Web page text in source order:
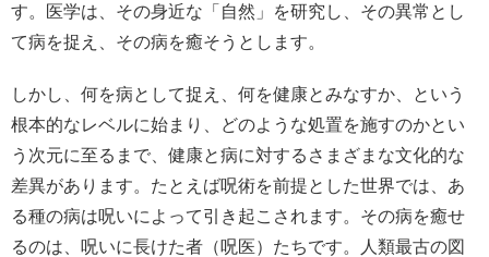
す。医学は、その身近な「自然」を研究し、その異常とし
て病を捉え、その病を癒そうとします。
しかし、何を病として捉え、何を健康とみなすか、という
根本的なレベルに始まり、どのような処置を施すのかとい
う次元に至るまで、健康と病に対するさまざまな文化的な
差異があります。たとえば呪術を前提とした世界では、あ
る種の病は呪いによって引き起こされます。その病を癒せ
るのは、呪いに長けた者（呪医）たちです。人類最古の図